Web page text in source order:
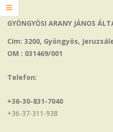
GYÖNGYÖSI ARANY JÁNOS
Cím: 3200, Gyöngyös,
OM : 031469/001
Telefon:
+36-30-831-7040
+36-37-311-938